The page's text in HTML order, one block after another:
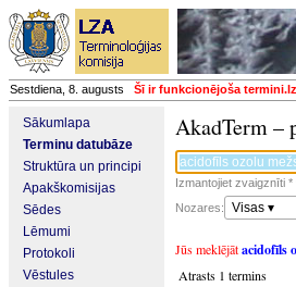
Sestdiena, 8. augusts Šī ir funkcionējoša
Sākumlapa
Terminu datubāze
Struktūra un principi
Apakškomisijas
Sēdes
Lēmumi
Protokoli
Vēstules
AkadTerm –
Izmantojiet zvaigznīti
Nozares:
Visas ▾
Jūs meklējātacidofīls
Atrasts 1 termins